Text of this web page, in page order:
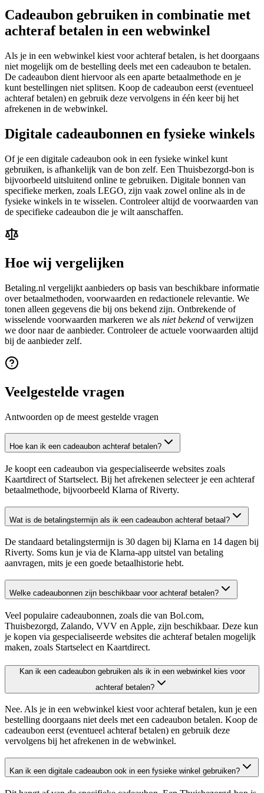
Cadeaubon gebruiken in combinatie met
achteraf betalen in een webwinkel
Als je in een webwinkel kiest voor achteraf betalen, is het doorgaans
niet mogelijk om de bestelling deels met een cadeaubon te betalen.
De cadeaubon dient hiervoor als een aparte betaalmethode en je
kunt bestellingen niet splitsen. Koop de cadeaubon eerst (eventueel
achteraf betalen) en gebruik deze vervolgens in één keer bij het
afrekenen in de webwinkel.
Digitale cadeaubonnen en fysieke winkels
Of je een digitale cadeaubon ook in een fysieke winkel kunt
gebruiken, is afhankelijk van de bon zelf. Een Thuisbezorgd-bon is
bijvoorbeeld uitsluitend online te gebruiken. Digitale bonnen van
specifieke merken, zoals LEGO, zijn vaak zowel online als in de
fysieke winkels in te wisselen. Controleer altijd de voorwaarden van
de specifieke cadeaubon die je wilt aanschaffen.
Hoe wij vergelijken
Betaling.nl vergelijkt aanbieders op basis van beschikbare informatie
over betaalmethoden, voorwaarden en redactionele relevantie. We
tonen alleen gegevens die bij ons bekend zijn. Ontbrekende of
wisselende voorwaarden markeren we als niet bekend of verwijzen
we door naar de aanbieder. Controleer de actuele voorwaarden altijd
bij de aanbieder zelf.
Veelgestelde vragen
Antwoorden op de meest gestelde vragen
Hoe kan ik een cadeaubon achteraf betalen?
Je koopt een cadeaubon via gespecialiseerde websites zoals
Kaartdirect of Startselect. Bij het afrekenen selecteer je een achteraf
betaalmethode, bijvoorbeeld Klarna of Riverty.
Wat is de betalingstermijn als ik een cadeaubon achteraf betaal?
De standaard betalingstermijn is 30 dagen bij Klarna en 14 dagen bij
Riverty. Soms kun je via de Klarna-app uitstel van betaling
aanvragen, mits je een goede betaalhistorie hebt.
Welke cadeaubonnen zijn beschikbaar voor achteraf betalen?
Veel populaire cadeaubonnen, zoals die van Bol.com,
Thuisbezorgd, Zalando, VVV en Apple, zijn beschikbaar. Deze kun
je kopen via gespecialiseerde websites die achteraf betalen mogelijk
maken, zoals Startselect en Kaartdirect.
Kan ik een cadeaubon gebruiken als ik in een webwinkel kies voor
achteraf betalen?
Nee. Als je in een webwinkel kiest voor achteraf betalen, kun je een
bestelling doorgaans niet deels met een cadeaubon betalen. Koop de
cadeaubon eerst (eventueel achteraf betalen) en gebruik deze
vervolgens bij het afrekenen in de webwinkel.
Kan ik een digitale cadeaubon ook in een fysieke winkel gebruiken?